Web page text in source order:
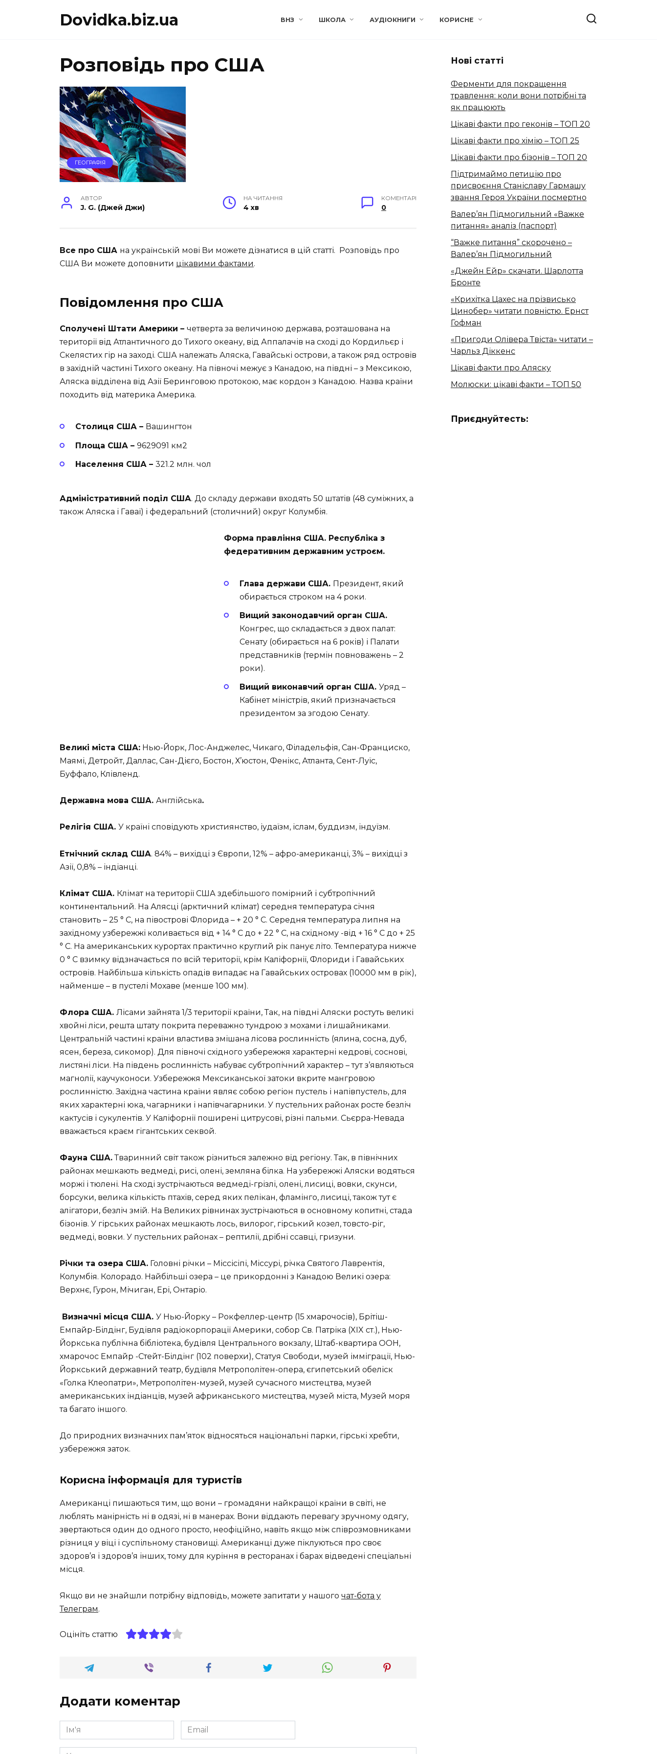
Dovidka.biz.ua ВНЗ ШКОЛА АУДІОКНИГИ КОРИСНЕ
Розповідь про США
ГЕОГРАФІЯ
АВТОР
J. G. (Джей Джи)
НА ЧИТАННЯ
4 хв
КОМЕНТАРІ
0
Все про США на українській мові Ви можете дізнатися в цій статті. Розповідь про
США Ви можете доповнити цікавими фактами.
Повідомлення про США
Сполучені Штати Америки – четверта за величиною держава, розташована на
території від Атлантичного до Тихого океану, від Аппалачів на сході до Кордильєр і
Скелястих гір на заході. США належать Аляска, Гавайські острови, а також ряд островів
в західній частині Тихого океану. На півночі межує з Канадою, на півдні – з Мексикою,
Аляска відділена від Азії Беринговою протокою, має кордон з Канадою. Назва країни
походить від материка Америка.
Столиця США – Вашингтон
Площа США – 9629091 км2
Населення США – 321.2 млн. чол
Адміністративний поділ США. До складу держави входять 50 штатів (48 суміжних, а
також Аляска і Гаваї) і федеральний (столичний) округ Колумбія.
Форма правління США. Республіка з
федеративним державним устроєм.
Глава держави США. Президент, який
обирається строком на 4 роки.
Вищий законодавчий орган США.
Конгрес, що складається з двох палат:
Сенату (обирається на 6 років) і Палати
представників (термін повноважень – 2
роки).
Вищий виконавчий орган США. Уряд –
Кабінет міністрів, який призначається
президентом за згодою Сенату.
Великі міста США: Нью-Йорк, Лос-Анджелес, Чикаго, Філадельфія, Сан-Франциско,
Маямі, Детройт, Даллас, Сан-Дієго, Бостон, Х’юстон, Фенікс, Атланта, Сент-Луїс,
Буффало, Клівленд.
Державна мова США. Англійська.
Релігія США. У країні сповідують християнство, іудаїзм, іслам, буддизм, індуїзм.
Етнічний склад США. 84% – вихідці з Європи, 12% – афро-американці, 3% – вихідці з
Азії, 0,8% – індіанці.
Клімат США. Клімат на території США здебільшого помірний і субтропічний
континентальний. На Алясці (арктичний клімат) середня температура січня
становить – 25 ° С, на півострові Флорида – + 20 ° С. Середня температура липня на
західному узбережжі коливається від + 14 ° С до + 22 ° С, на східному -від + 16 ° С до + 25
° С. На американських курортах практично круглий рік панує літо. Температура нижче
0 ° С взимку відзначається по всій території, крім Каліфорнії, Флориди і Гавайських
островів. Найбільша кількість опадів випадає на Гавайських островах (10000 мм в рік),
найменше – в пустелі Мохаве (менше 100 мм).
Флора США. Лісами зайнята 1/3 території країни, Так, на півдні Аляски ростуть великі
хвойні ліси, решта штату покрита переважно тундрою з мохами і лишайниками.
Центральній частині країни властива змішана лісова рослинність (ялина, сосна, дуб,
ясен, береза, сикомор). Для півночі східного узбережжя характерні кедрові, соснові,
листяні ліси. На південь рослинність набуває субтропічний характер – тут з’являються
магнолії, каучуконоси. Узбережжя Мексиканської затоки вкрите мангровою
рослинністю. Західна частина країни являє собою регіон пустель і напівпустель, для
яких характерні юка, чагарники і напівчагарники. У пустельних районах росте безліч
кактусів і сукулентів. У Каліфорнії поширені цитрусові, різні пальми. Сьєрра-Невада
вважається краєм гігантських секвой.
Фауна США.Тваринний світ також різниться залежно від регіону. Так, в північних
районах мешкають ведмеді, рисі, олені, земляна білка. На узбережжі Аляски водяться
моржі і тюлені. На сході зустрічаються ведмеді-грізлі, олені, лисиці, вовки, скунси,
борсуки, велика кількість птахів, серед яких пелікан, фламінго, лисиці, також тут є
алігатори, безліч змій. На Великих рівнинах зустрічаються в основному копитні, стада
бізонів. У гірських районах мешкають лось, вилорог, гірський козел, товсто-ріг,
ведмеді, вовки. У пустельних районах – рептилії, дрібні ссавці, гризуни.
Річки та озера США. Головні річки – Міссісіпі, Міссурі, річка Святого Лаврентія,
Колумбія. Колорадо. Найбільші озера – це прикордонні з Канадою Великі озера:
Верхнє, Гурон, Мічиган, Ері, Онтаріо.
Визначні місця США. У Нью-Йорку – Рокфеллер-центр (15 хмарочосів), Брітіш-
Емпайр-Білдінг, Будівля радіокорпорації Америки, собор Св. Патріка (XIX ст.), Нью-
Йоркська публічна бібліотека, будівля Центрального вокзалу, Штаб-квартира ООН,
хмарочос Емпайр -Стейт-Білдінг (102 поверхи), Статуя Свободи, музей імміграції, Нью-
Йоркський державний театр, будівля Метрополітен-опера, єгипетський обеліск
«Голка Клеопатри», Метрополітен-музей, музей сучасного мистецтва, музей
американських індіанців, музей африканського мистецтва, музей міста, Музей моря
та багато іншого.
До природних визначних пам’яток відносяться національні парки, гірські хребти,
узбережжя заток.
Корисна інформація для туристів
Американці пишаються тим, що вони – громадяни найкращої країни в світі, не
люблять манірність ні в одязі, ні в манерах. Вони віддають перевагу зручному одягу,
звертаються один до одного просто, неофіційно, навіть якщо між співрозмовниками
різниця у віці і суспільному становищі. Американці дуже піклуються про своє
здоров’я і здоров’я інших, тому для куріння в ресторанах і барах відведені спеціальні
місця.
Якщо ви не знайшли потрібну відповідь, можете запитати у нашого чат-бота у
Телеграм.
Оцініть статтю
Додати коментар
Ім'я
*
Email
*
Нові статті
Ферменти для покращення
травлення: коли вони потрібні та
як працюють
Цікаві факти про геконів – ТОП 20
Цікаві факти про хімію – ТОП 25
Цікаві факти про бізонів – ТОП 20
Підтримаймо петицію про
присвоєння Станіславу Гармашу
звання Героя України посмертно
Валер’ян Підмогильний «Важке
питання» аналіз (паспорт)
“Важке питання” скорочено –
Валер’ян Підмогильний
«Джейн Ейр» скачати. Шарлотта
Бронте
«Крихітка Цахес на прізвисько
Цинобер» читати повністю. Ернст
Гофман
«Пригоди Олівера Твіста» читати –
Чарльз Діккенс
Цікаві факти про Аляску
Молюски: цікаві факти – ТОП 50
Приєднуйтесть: